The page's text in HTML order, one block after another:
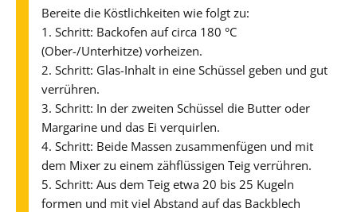
Bereite die Köstlichkeiten wie folgt zu:
1. Schritt: Backofen auf circa 180 °C
(Ober-/Unterhitze) vorheizen.
2. Schritt: Glas-Inhalt in eine Schüssel geben und gut
verrühren.
3. Schritt: In der zweiten Schüssel die Butter oder
Margarine und das Ei verquirlen.
4. Schritt: Beide Massen zusammenfügen und mit
dem Mixer zu einem zähflüssigen Teig verrühren.
5. Schritt: Aus dem Teig etwa 20 bis 25 Kugeln
formen und mit viel Abstand auf das Backblech